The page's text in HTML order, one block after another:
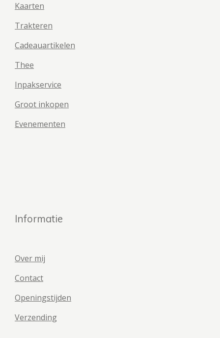
Kaarten
Trakteren
Cadeauartikelen
Thee
Inpakservice
Groot inkopen
Evenementen
Informatie
Over mij
Contact
Openingstijden
Verzending